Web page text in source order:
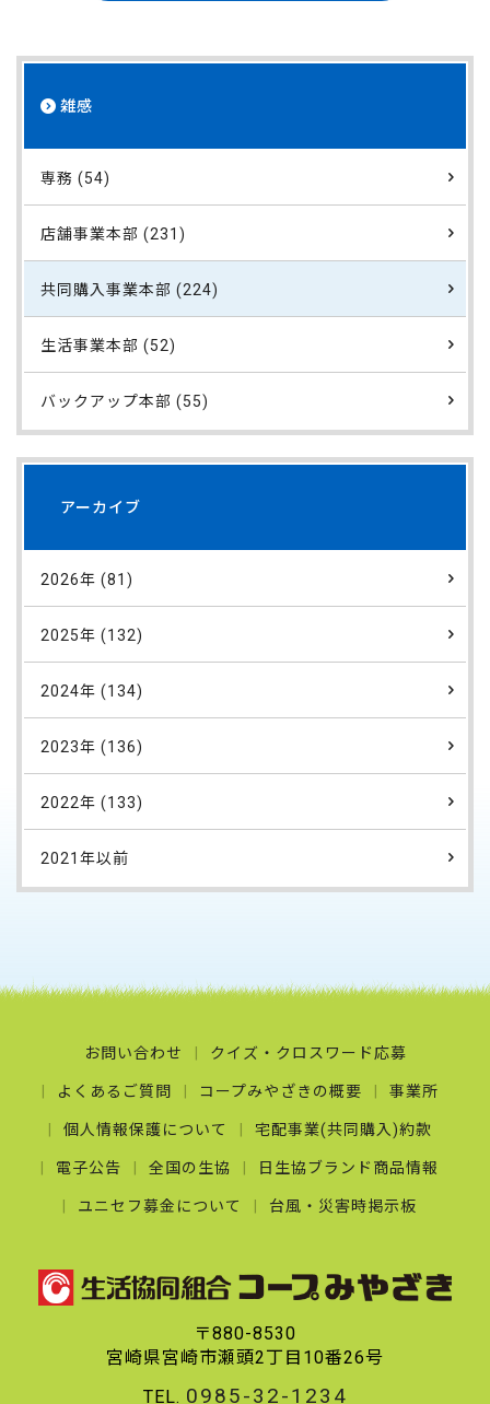
雑感
専務 (54)
店舗事業本部 (231)
共同購入事業本部 (224)
生活事業本部 (52)
バックアップ本部 (55)
アーカイブ
2026年 (81)
2025年 (132)
2024年 (134)
2023年 (136)
2022年 (133)
2021年以前
お問い合わせ クイズ・クロスワード応募
よくあるご質問 コープみやざきの概要 事業所
個人情報保護について 宅配事業(共同購入)約款
電子公告 全国の生協 日生協ブランド商品情報
ユニセフ募金について 台風・災害時掲示板
〒880-8530
宮崎県宮崎市瀬頭2丁目10番26号
TEL. 0985-32-1234